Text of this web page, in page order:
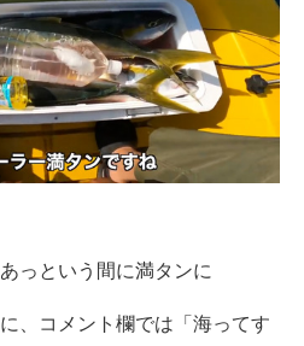
っという間に満タンに
、コメント欄では「海ってす